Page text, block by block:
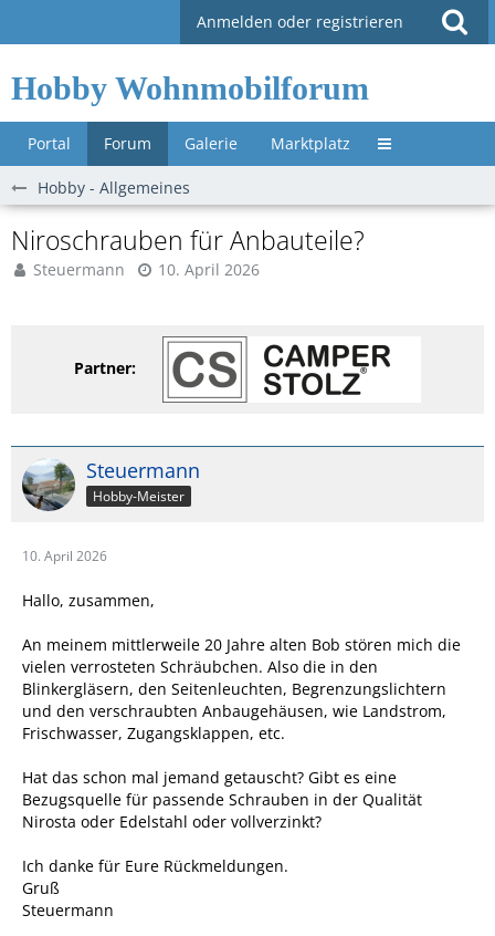
Anmelden oder registrieren
Hobby Wohnmobilforum
Portal Forum Galerie Marktplatz Untermenü »
Hobby - Allgemeines
Niroschrauben für Anbauteile?
Steuermann 10. April 2026
Partner:
Steuermann
Hobby-Meister
10. April 2026
Hallo, zusammen,
An meinem mittlerweile 20 Jahre alten Bob stören mich die
vielen verrosteten Schräubchen. Also die in den
Blinkergläsern, den Seitenleuchten, Begrenzungslichtern
und den verschraubten Anbaugehäusen, wie Landstrom,
Frischwasser, Zugangsklappen, etc.
Hat das schon mal jemand getauscht? Gibt es eine
Bezugsquelle für passende Schrauben in der Qualität
Nirosta oder Edelstahl oder vollverzinkt?
Ich danke für Eure Rückmeldungen.
Gruß
Steuermann